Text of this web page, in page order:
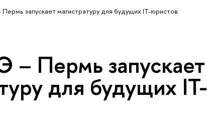
запускает магистратуру для будущих IT-юристов
Пермь запускает
для будущих IT-